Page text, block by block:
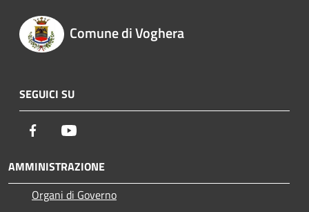
Comune di Voghera
SEGUICI SU
Facebook
AMMINISTRAZIONE
Organi di Governo